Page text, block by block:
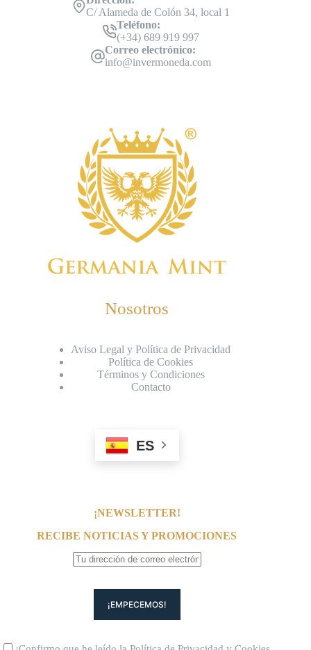
C/ Alameda de Colón 34, local 1
Teléfono:
(+34) 689 919 997
Correo electrónico:
info@invermoneda.com
Nosotros
Aviso Legal y Política de Privacidad
Política de Cookies
Términos y Condiciones
Contacto
ES
¡NEWSLETTER!
RECIBE NOTICIAS Y PROMOCIONES